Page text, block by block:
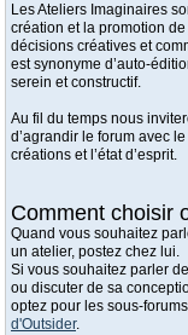
Les Ateliers Imaginaires
création et la promotion
décisions créatives et
est synonyme d’auto-
serein et constructif.
Au fil du temps nous
d’agrandir le forum avec
créations et l’état d’esprit.
Comment choisir
Quand vous souhaitez
un atelier, postez chez lui.
Si vous souhaitez parler
ou discuter de sa
optez pour les sous-
d'Outsider.